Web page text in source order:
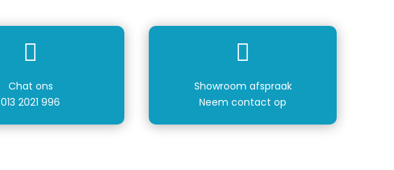

Chat ons
013 2021 996

Showroom afspraak
Neem contact op